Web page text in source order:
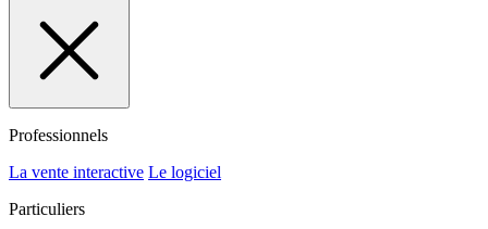
Professionnels
La vente interactive Le logiciel
Particuliers